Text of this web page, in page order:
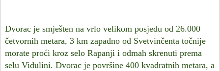
Dvorac je smješten na vrlo velikom posjedu od 26.000
četvornih metara, 3 km zapadno od Svetvinčenta točnije
morate proći kroz selo Rapanji i odmah skrenuti prema
selu Vidulini. Dvorac je površine 400 kvadratnih metara, a